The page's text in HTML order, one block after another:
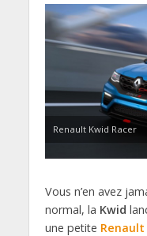
Renault Kwid Racer
Vous n’en avez
normal, la Kwid
une petite Renault